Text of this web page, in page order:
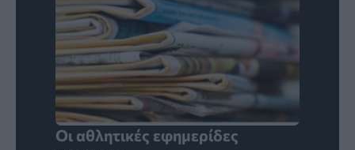
Οι αθλητικές εφημερίδες